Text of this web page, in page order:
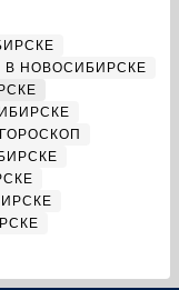
В НОВОСИБИРСКЕ
ГОРОСКОП